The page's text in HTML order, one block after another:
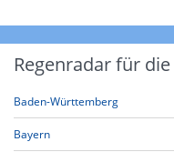
Regenradar für
Baden-Württemberg
Bayern